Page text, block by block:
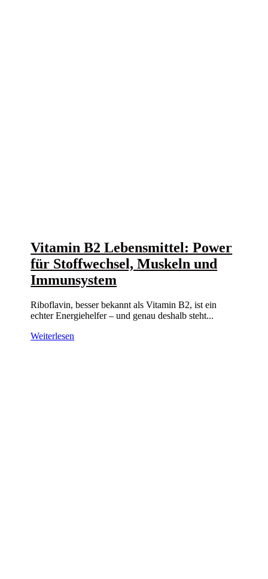
Vitamin B2 Lebensmittel: Power
für Stoffwechsel, Muskeln und
Immunsystem
Riboflavin, besser bekannt als Vitamin B2, ist ein
echter Energiehelfer – und genau deshalb steht...
Weiterlesen